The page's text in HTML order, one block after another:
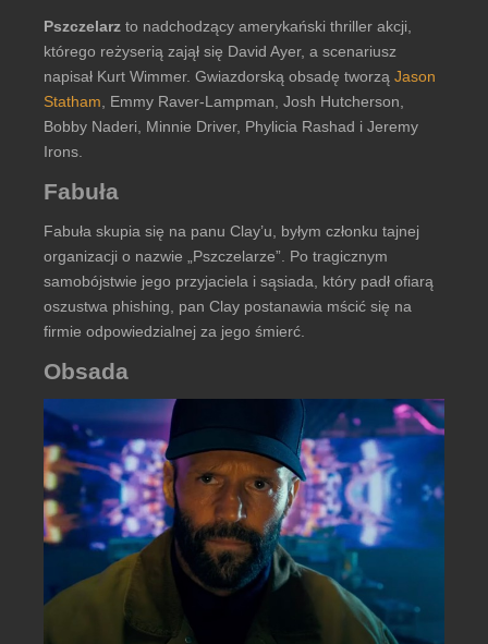
Pszczelarz to nadchodzący amerykański thriller akcji,
którego reżyserią zajął się David Ayer, a scenariusz
napisał Kurt Wimmer. Gwiazdorską obsadę tworzą Jason
Statham , Emmy Raver-Lampman, Josh Hutcherson,
Bobby Naderi, Minnie Driver, Phylicia Rashad i Jeremy
Irons.
Fabuła
Fabuła skupia się na panu Clay’u, byłym członku tajnej
organizacji o nazwie „Pszczelarze”. Po tragicznym
samobójstwie jego przyjaciela i sąsiada, który padł ofiarą
oszustwa phishing, pan Clay postanawia mścić się na
firmie odpowiedzialnej za jego śmierć.
Obsada